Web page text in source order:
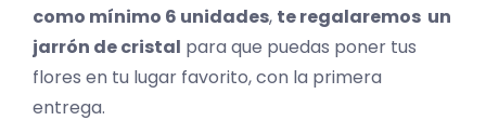
como mínimo 6 unidades, te regalaremos un
jarrón de cristal para que puedas poner tus
flores en tu lugar favorito, con la primera
entrega.